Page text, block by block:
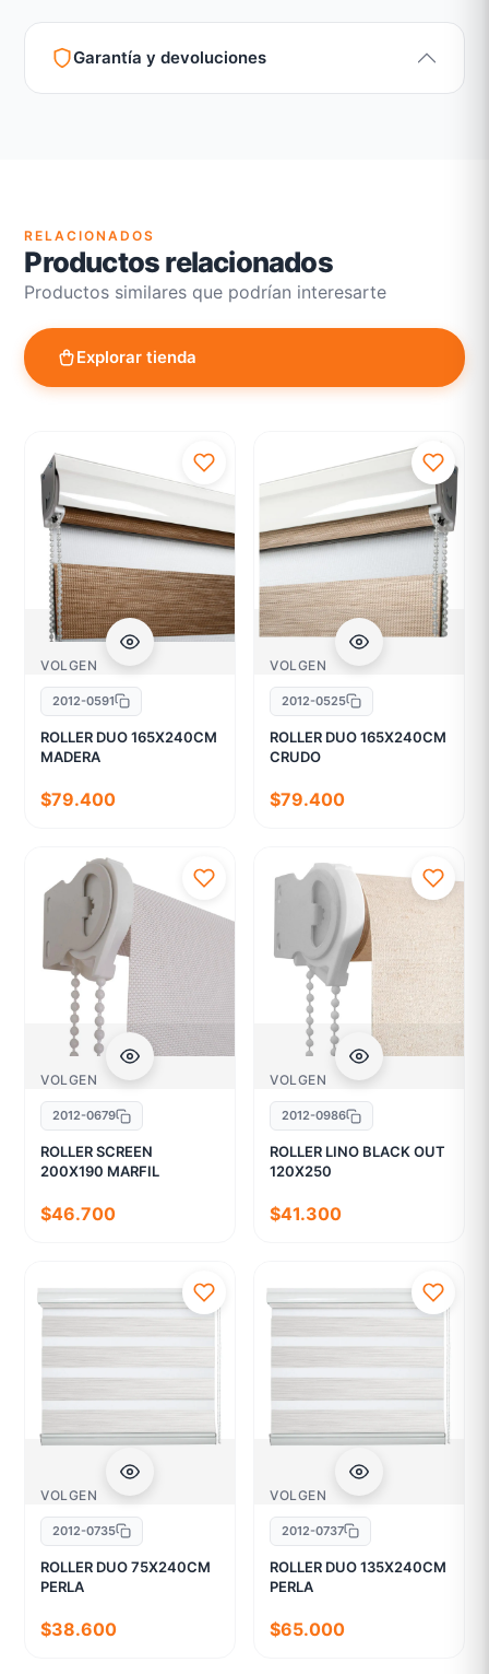
Garantía y devoluciones
RELACIONADOS
Productos relacionados
Productos similares que podrían interesarte
Explorar tienda
VOLGEN
2012-0591
ROLLER DUO 165X240CM
MADERA
$79.400
VOLGEN
2012-0525
ROLLER DUO 165X240CM
CRUDO
$79.400
VOLGEN
2012-0679
ROLLER SCREEN
200X190 MARFIL
$46.700
VOLGEN
2012-0986
ROLLER LINO BLACK OUT
120X250
$41.300
VOLGEN
2012-0735
ROLLER DUO 75X240CM
PERLA
$38.600
VOLGEN
2012-0737
ROLLER DUO 135X240CM
PERLA
$65.000